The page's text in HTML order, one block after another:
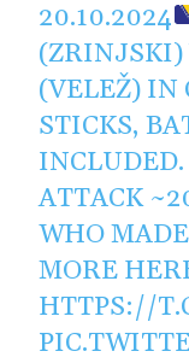
20.10.2024
(ZRINJSKI)
(VELEŽ) IN
STICKS,
ATTACK
WHO
MORE
HTTPS://